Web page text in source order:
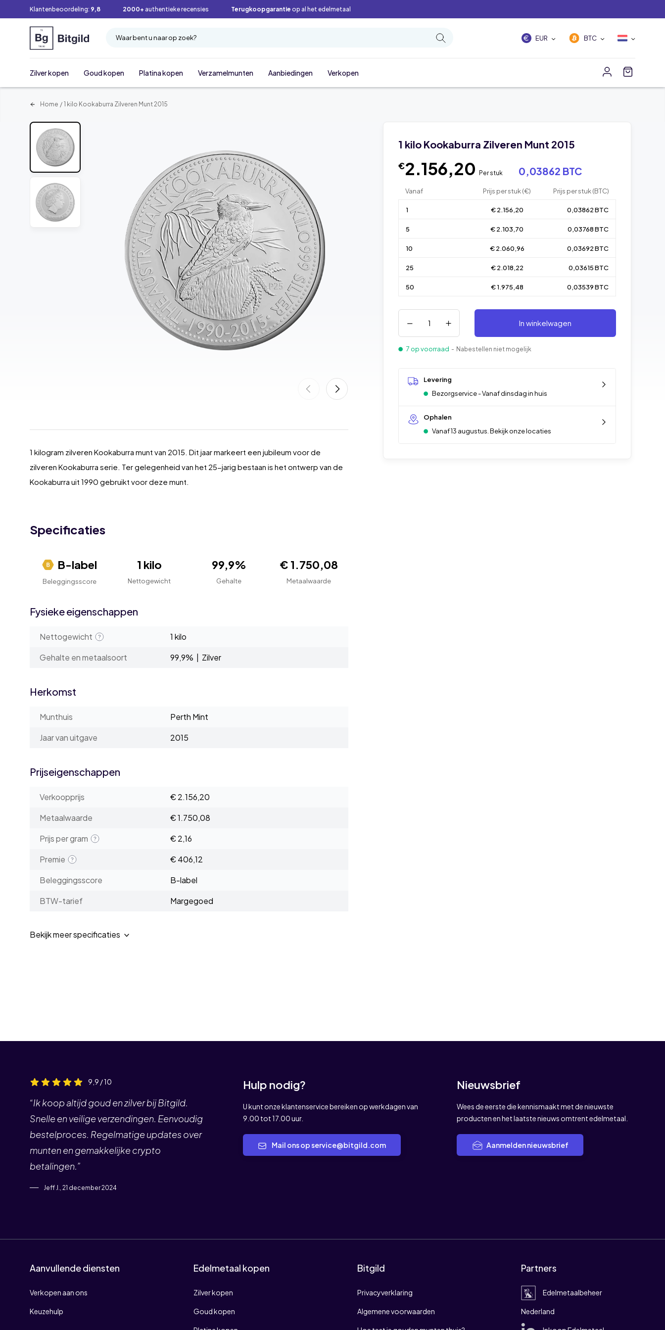
Klantenbeoordeling: 9,8 2000+ authentieke recensies Terugkoopgarantie op al het edelmetaal
Waar bent u naar op zoek? EUR BTC
Zilver kopen Goud kopen Platina kopen Verzamelmunten Aanbiedingen Verkopen
Home / 1 kilo Kookaburra Zilveren Munt 2015
1 kilo Kookaburra Zilveren Munt 2015
€2.156,20 Per stuk 0,03862 BTC
Vanaf Prijs per stuk (€) Prijs per stuk (BTC)
1 € 2.156,20 0,03862 BTC
5 € 2.103,70 0,03768 BTC
10 € 2.060,96 0,03692 BTC
25 € 2.018,22 0,03615 BTC
50 € 1.975,48 0,03539 BTC
In winkelwagen
7 op voorraad - Nabestellen niet mogelijk
Levering
Bezorgservice - Vanaf dinsdag in huis
Ophalen
Vanaf 13 augustus. Bekijk onze locaties
1 kilogram zilveren Kookaburra munt van 2015. Dit jaar markeert een jubileum voor de
zilveren Kookaburra serie. Ter gelegenheid van het 25-jarig bestaan is het ontwerp van de
Kookaburra uit 1990 gebruikt voor deze munt.
Specificaties
B-label
Beleggingsscore
1 kilo
Nettogewicht
99,9%
Gehalte
€ 1.750,08
Metaalwaarde
Fysieke eigenschappen
Nettogewicht
1 kilo
Gehalte en metaalsoort
99,9% | Zilver
Herkomst
Munthuis
Perth Mint
Jaar van uitgave
2015
Prijseigenschappen
Verkoopprijs
€ 2.156,20
Metaalwaarde
€ 1.750,08
Prijs per gram
€ 2,16
Premie
€ 406,12
Beleggingsscore
B-label
BTW-tarief
Margegoed
Bekijk meer specificaties
9,9 / 10
“Ik koop altijd goud en zilver bij Bitgild.
Snelle en veilige verzendingen. Eenvoudig
bestelproces. Regelmatige updates over
munten en gemakkelijke crypto
betalingen.”
Jeff J., 21 december 2024
Hulp nodig?
U kunt onze klantenservice bereiken op werkdagen van
9.00 tot 17.00 uur.
Mail ons op service@bitgild.com
Nieuwsbrief
Wees de eerste die kennismaakt met de nieuwste
producten en het laatste nieuws omtrent edelmetaal.
Aanmelden nieuwsbrief
Aanvullende diensten
Verkopen aan ons
Keuzehulp
Edelmetaal kopen
Zilver kopen
Goud kopen
Bitgild
Privacyverklaring
Algemene voorwaarden
Partners
Edelmetaalbeheer
Nederland